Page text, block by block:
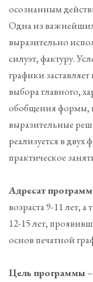
осознанным
Одна из важнейших
выразительно
силуэт, фактуру.
графики
выбора главного,
обобщения формы,
выразительные
реализуется в
практическое
Адресат
возраста 9-11 лет,
12-15 лет,
основ печатной
Цель программы